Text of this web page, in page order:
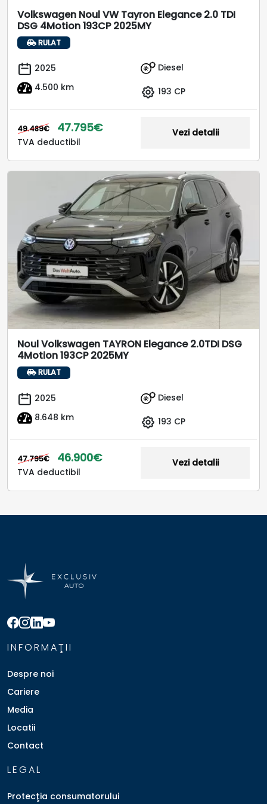
Volkswagen Noul VW Tayron Elegance 2.0 TDI
DSG 4Motion 193CP 2025MY
RULAT
2025
4.500 km
Diesel
193 CP
49.489€ 47.795€
TVA deductibil
Vezi detalii
Noul Volkswagen TAYRON Elegance 2.0TDI DSG
4Motion 193CP 2025MY
RULAT
2025
8.648 km
Diesel
193 CP
47.795€ 46.900€
TVA deductibil
Vezi detalii
INFORMAŢII
Despre noi
Cariere
Media
Locatii
Contact
LEGAL
Protecţia consumatorului